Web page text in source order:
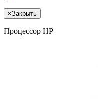
×Закрыть
Процессор HP